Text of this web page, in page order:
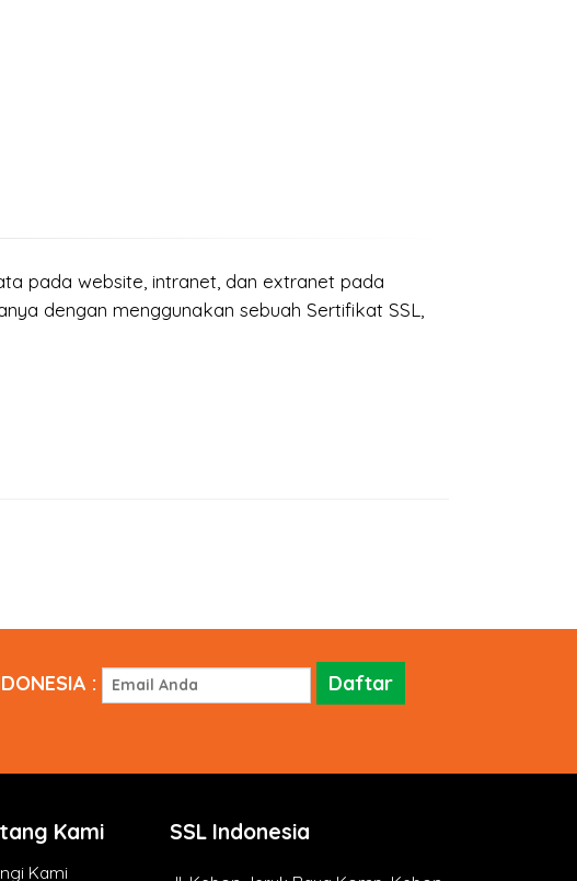
pada website, intranet, dan extranet pada
dengan menggunakan sebuah Sertifikat SSL,
:
Kami
Kami
SSL Indonesia